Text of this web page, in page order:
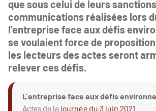
que sous celui de leurs
communications réalisées lors
l’entreprise face aux défis
se voulaient force de
les lecteurs des actes seront
relever ces défis.
L'entreprise face aux défis
Actes de la journée du 3 juin 2021